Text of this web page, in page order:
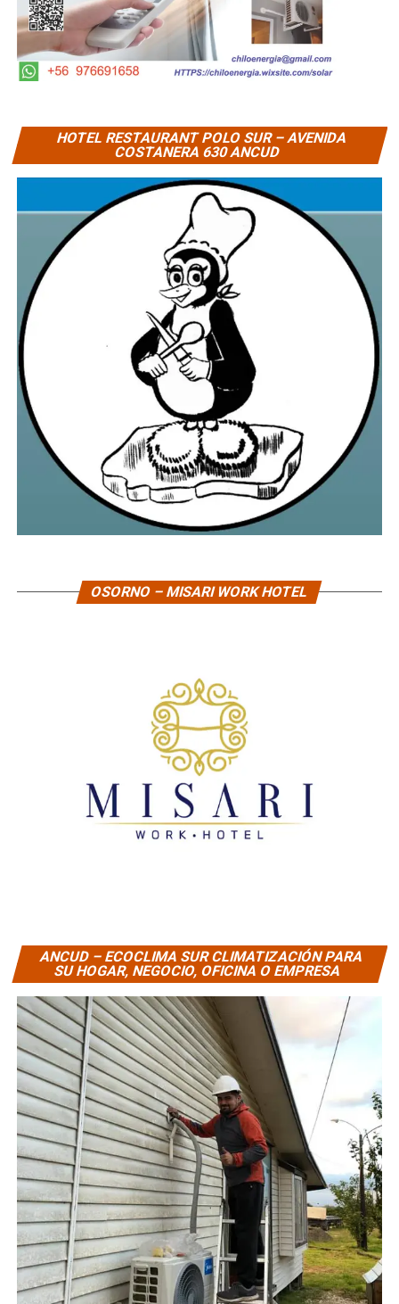
HOTEL RESTAURANT POLO SUR – AVENIDA
COSTANERA 630 ANCUD
OSORNO – MISARI WORK HOTEL
ANCUD – ECOCLIMA SUR CLIMATIZACIÓN PARA
SU HOGAR, NEGOCIO, OFICINA O EMPRESA